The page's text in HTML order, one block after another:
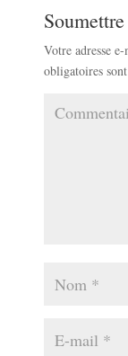
Votre adresse
obligatoires